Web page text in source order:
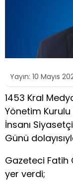
Yayın: 10 Mayıs
1453 Kral
Yönetim
İnsanı
Günü
Gazeteci Fatih
yer verdi;